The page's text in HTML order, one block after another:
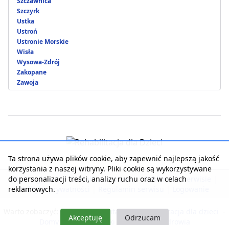
Szczyrk
Ustka
Ustroń
Ustronie Morskie
Wisła
Wysowa-Zdrój
Zakopane
Zawoja
Strona główna | Kontakt z serwisem | Reklama w serwisie
Polityka prywatności
Warto zobaczyć: Nasza rehabilitacja - Rehabilitacja dla dzieci
Domy Seniora i Opieki
Pobyty dla zdrowia
Ta strona używa plików cookie, aby zapewnić najlepszą jakość
korzystania z naszej witryny. Pliki cookie są wykorzystywane
do personalizacji treści, analizy ruchu oraz w celach
reklamowych.
Akceptuję Odrzucam